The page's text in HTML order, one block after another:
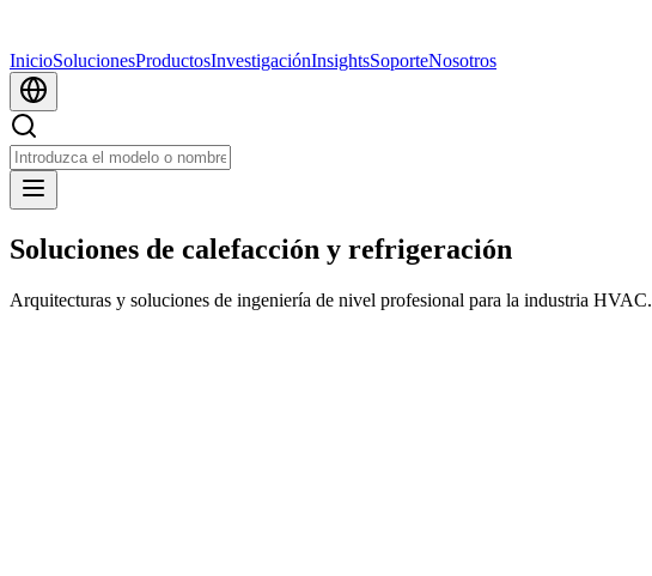
InicioSolucionesProductosInvestigaciónInsightsSoporteNosotros
Soluciones de calefacción y refrigeración
Arquitecturas y soluciones de ingeniería de nivel profesional para la industria HVAC.